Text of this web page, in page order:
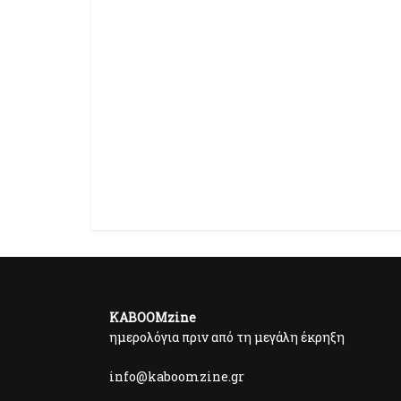
KABOOMzine
ημερολόγια πριν από τη μεγάλη έκρηξη
info@kaboomzine.gr